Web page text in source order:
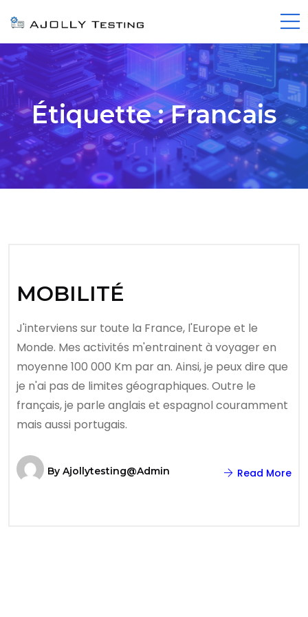
Étiquette :Francais
MOBILITÉ
J'interviens sur toute la France, l'Europe et le
Monde. Mes activités m'entrainent à voyager en
moyenne 100 000 Km par an. Ainsi, je peux dire que
je n'ai pas de limites géographiques. Outre le
français, je parle anglais et espagnol couramment
mais aussi portugais.
By Ajollytesting@admin Read More